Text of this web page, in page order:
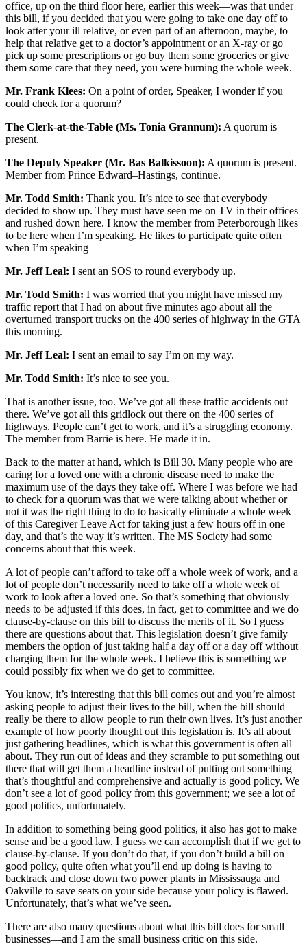
office, up on the third floor here, earlier this week—was that under
this bill, if you decided that you were going to take one day off to
look after your ill relative, or even part of an afternoon, maybe, to
help that relative get to a doctor’s appointment or an X-ray or go
pick up some prescriptions or go buy them some groceries or give
them some care that they need, you were burning the whole week.
Mr. Frank Klees: On a point of order, Speaker, I wonder if you
could check for a quorum?
The Clerk-at-the-Table (Ms. Tonia Grannum): A quorum is
present.
The Deputy Speaker (Mr. Bas Balkissoon): A quorum is present.
Member from Prince Edward–Hastings, continue.
Mr. Todd Smith: Thank you. It’s nice to see that everybody
decided to show up. They must have seen me on TV in their offices
and rushed down here. I know the member from Peterborough likes
to be here when I’m speaking. He likes to participate quite often
when I’m speaking—
Mr. Jeff Leal: I sent an SOS to round everybody up.
Mr. Todd Smith: I was worried that you might have missed my
traffic report that I had on about five minutes ago about all the
overturned transport trucks on the 400 series of highway in the GTA
this morning.
Mr. Jeff Leal: I sent an email to say I’m on my way.
Mr. Todd Smith: It’s nice to see you.
That is another issue, too. We’ve got all these traffic accidents out
there. We’ve got all this gridlock out there on the 400 series of
highways. People can’t get to work, and it’s a struggling economy.
The member from Barrie is here. He made it in.
Back to the matter at hand, which is Bill 30. Many people who are
caring for a loved one with a chronic disease need to make the
maximum use of the days they take off. Where I was before we had
to check for a quorum was that we were talking about whether or
not it was the right thing to do to basically eliminate a whole week
of this Caregiver Leave Act for taking just a few hours off in one
day, and that’s the way it’s written. The MS Society had some
concerns about that this week.
A lot of people can’t afford to take off a whole week of work, and a
lot of people don’t necessarily need to take off a whole week of
work to look after a loved one. So that’s something that obviously
needs to be adjusted if this does, in fact, get to committee and we do
clause-by-clause on this bill to discuss the merits of it. So I guess
there are questions about that. This legislation doesn’t give family
members the option of just taking half a day off or a day off without
charging them for the whole week. I believe this is something we
could possibly fix when we do get to committee.
You know, it’s interesting that this bill comes out and you’re almost
asking people to adjust their lives to the bill, when the bill should
really be there to allow people to run their own lives. It’s just another
example of how poorly thought out this legislation is. It’s all about
just gathering headlines, which is what this government is often all
about. They run out of ideas and they scramble to put something out
there that will get them a headline instead of putting out something
that’s thoughtful and comprehensive and actually is good policy. We
don’t see a lot of good policy from this government; we see a lot of
good politics, unfortunately.
In addition to something being good politics, it also has got to make
sense and be a good law. I guess we can accomplish that if we get to
clause-by-clause. If you don’t do that, if you don’t build a bill on
good policy, quite often what you’ll end up doing is having to
backtrack and close down two power plants in Mississauga and
Oakville to save seats on your side because your policy is flawed.
Unfortunately, that’s what we’ve seen.
There are also many questions about what this bill does for small
businesses—and I am the small business critic on this side.